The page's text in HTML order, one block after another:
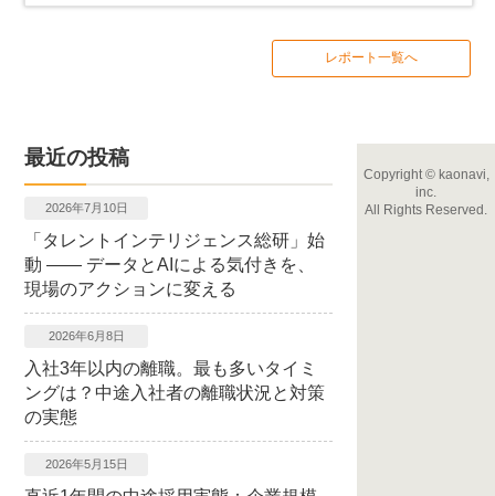
レポート一覧へ
最近の投稿
2026年7月10日
「タレントインテリジェンス総研」始
動 ―― データとAIによる気付きを、
現場のアクションに変える
2026年6月8日
入社3年以内の離職。最も多いタイミ
ングは？中途入社者の離職状況と対策
の実態
2026年5月15日
Copyright©kaonavi,
inc.
All Rights Reserved.